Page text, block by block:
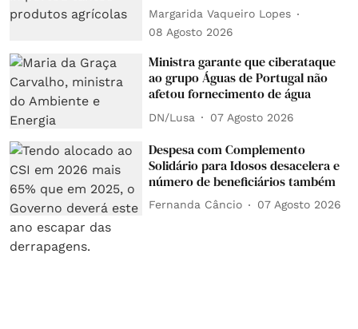
Margarida Vaqueiro Lopes
08 Agosto 2026
Ministra garante que ciberataque
ao grupo Águas de Portugal não
afetou fornecimento de água
DN/Lusa 07 Agosto 2026
Despesa com Complemento
Solidário para Idosos desacelera e
número de beneficiários também
Fernanda Câncio 07 Agosto 2026